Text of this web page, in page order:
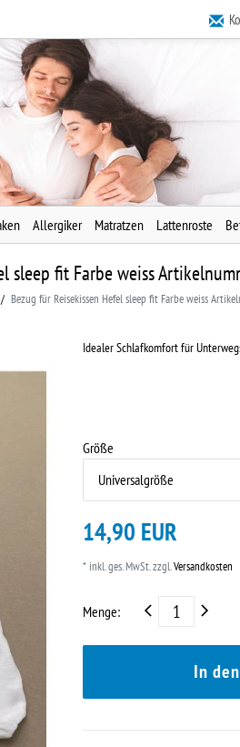
Allergiker Matratzen Lattenroste
sleep fit Farbe weiss
Bezug für Reisekissen Hefel sleep fit Farbe weiss
Idealer Schlafkomfort für
Größe
14,90 EUR
* inkl. ges. MwSt. zzgl.Versandkosten
Menge:
In